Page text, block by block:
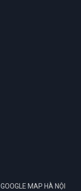
GOOGLE MAP HÀ NỘI